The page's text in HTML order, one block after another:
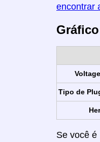
encontrar
Tipo de
Se você é